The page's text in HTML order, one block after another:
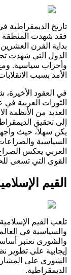
تاريخ الديمقراطية
فقد شهدت المنطقة
بداية القرن
الدول التي شهدت
وأحزاب سياسية.
الأمد بسبب
في العقود
العديد من
إلى تحقيق
يكن سهلاً، حيث
السياسية
العربي يعكس
القوى التي تسعى
القيم
تلعب القيم
والسياسية في
والشورى تعتبر
إيجابية على
الشورى على
الديمقراطية.